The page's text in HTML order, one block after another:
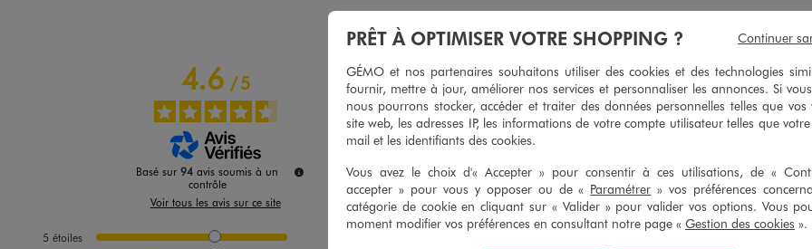
4.6/5
Basé sur94 avis soumis à un
contrôle
Voir tous les avis sur ce site
5 étoiles
5/ 5
Avis vérifié et récompensé
Je suis très satisfaite de mes chaussons que j'ai pu enfin trouver
Utile(0) Signaler
PRÊT À OPTIMISER VOTRE SHOPPING ?
GÉMO et nos partenaires souhaitons utiliser des cookies et des technologies
fournir, mettre à jour, améliorer nos services et personnaliser les annonces. Si
nous pourrons stocker, accéder et traiter des données personnelles telles que vos
site web, les adresses IP, les informations de votre compte utilisateur telles que
mail et les identifiants des cookies.
Vous avez le choix d'« Accepter » pour consentir à ces utilisations, de «
accepter » pour vous y opposer ou de « Paramétrer » vos préférences
catégorie de cookie en cliquant sur « Valider » pour valider vos options. Vous
moment modifier vos préférences en consultant notre page « Gestion des cookies ».
Continuer